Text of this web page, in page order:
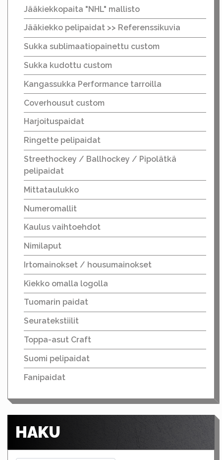
Jääkiekkopaita "NHL" mallisto
Jääkiekko pelipaidat >> Referenssikuvia
Sukka sublimaatiopainettu custom
Sukka kudottu custom
Kangassukka Performance tarroilla
Coverhousut custom
Harjoituspaidat
Ringette pelipaidat
Streethockey / Ballhockey / Pipolätkä
pelipaidat
Mittataulukko
Numeromallit
Kaulus vaihtoehdot
Nimilaput
Irtomainokset / housumainokset
Kiekko omalla logolla
Tuomarin paidat
Seuratekstiilit
Toppa-asut Craft
Suomi pelipaidat
Fanipaidat
HAKU